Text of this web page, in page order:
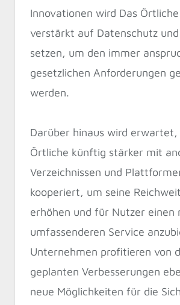
Innovationen wird Das
verstärkt auf Datenschutz
setzen, um den immer
gesetzlichen Anforderungen
werden.
Darüber hinaus wird erwartet,
Örtliche künftig stärker mit
Verzeichnissen und
kooperiert, um seine
erhöhen und für Nutzer einen
umfassenderen Service
Unternehmen profitieren von
geplanten Verbesserungen
neue Möglichkeiten für die